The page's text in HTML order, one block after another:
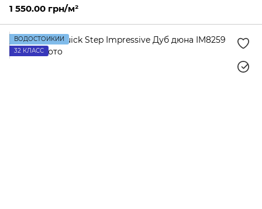
1 550.00 грн/м²
ВОДОСТОЙКИЙ
32 КЛАСС